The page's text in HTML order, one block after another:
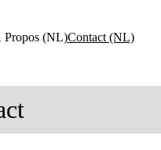
Propos (NL)Contact (NL)